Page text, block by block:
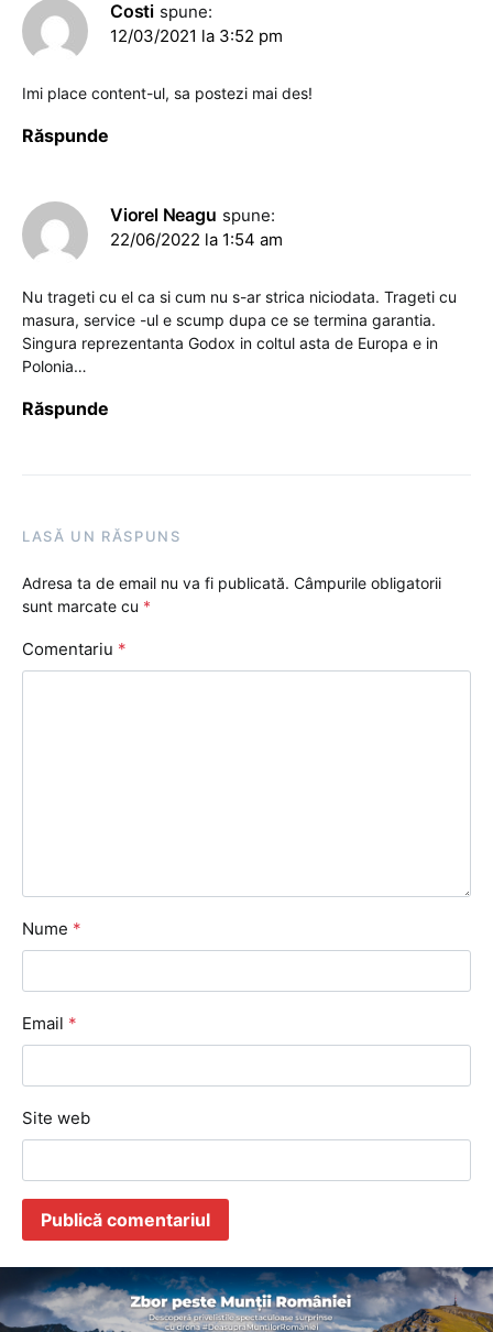
Costi spune:
12/03/2021 la 3:52 pm
Imi place content-ul, sa postezi mai des!
Răspunde
Viorel Neagu spune:
22/06/2022 la 1:54 am
Nu trageti cu el ca si cum nu s-ar strica niciodata. Trageti cu
masura, service -ul e scump dupa ce se termina garantia.
Singura reprezentanta Godox in coltul asta de Europa e in
Polonia…
Răspunde
LASĂ UN RĂSPUNS
Adresa ta de email nu va fi publicată. Câmpurile obligatorii
sunt marcate cu *
Comentariu *
Nume *
Email *
Site web